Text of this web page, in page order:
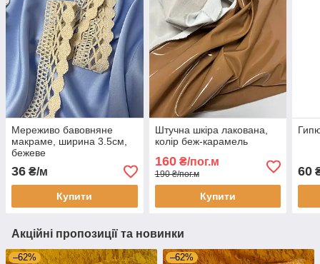
Мереживо бавовняне
макраме, ширина 3.5см,
бежеве
36 ₴/м
Купити
Штучна шкіра лакована,
колір беж-карамель
160₴/пог.м
190 ₴/пог.м
Купити
60
Акційні пропозиції та новинки
–62% –62%